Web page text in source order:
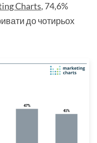
Charts, 74,6%
до чотирьох